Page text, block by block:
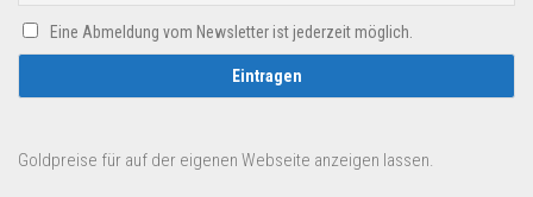
Eine Abmeldung vom Newsletter ist jederzeit möglich.
Goldpreise für auf der eigenen Webseite anzeigen lassen.